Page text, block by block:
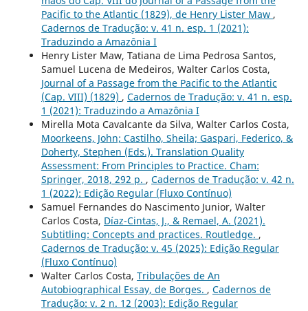
Pacific to the Atlantic (1829), de Henry Lister Maw ,
Cadernos de Tradução: v. 41 n. esp. 1 (2021):
Traduzindo a Amazônia I
Henry Lister Maw, Tatiana de Lima Pedrosa Santos,
Samuel Lucena de Medeiros, Walter Carlos Costa,
Journal of a Passage from the Pacific to the Atlantic
(Cap. VIII) (1829) , Cadernos de Tradução: v. 41 n. esp.
1 (2021): Traduzindo a Amazônia I
Mirella Mota Cavalcante da Silva, Walter Carlos Costa,
Moorkeens, John; Castilho, Sheila; Gaspari, Federico, &
Doherty, Stephen (Eds.). Translation Quality
Assessment: From Principles to Practice. Cham:
Springer, 2018, 292 p. , Cadernos de Tradução: v. 42 n.
1 (2022): Edição Regular (Fluxo Contínuo)
Samuel Fernandes do Nascimento Junior, Walter
Carlos Costa, Díaz-Cintas, J., & Remael, A. (2021).
Subtitling: Concepts and practices. Routledge. ,
Cadernos de Tradução: v. 45 (2025): Edição Regular
(Fluxo Contínuo)
Walter Carlos Costa, Tribulações de An
Autobiographical Essay, de Borges. , Cadernos de
Tradução: v. 2 n. 12 (2003): Edição Regular